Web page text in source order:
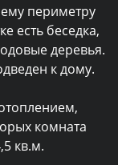
периметру
есть беседка,
деревья.
к дому.
комната
кв.м.